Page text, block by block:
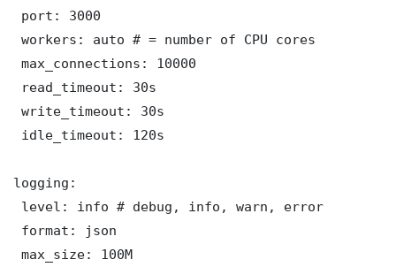
port: 3000
workers: auto # = number of CPU cores
max_connections: 10000
read_timeout: 30s
write_timeout: 30s
idle_timeout: 120s
logging:
level: info # debug, info, warn, error
format: json
max_size: 100M